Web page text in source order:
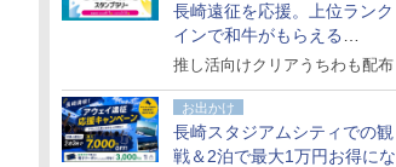
長崎遠征を応援。上位ランク
インで和牛がもらえる
「GO！GO！長崎スタンプラ
推し活向けクリアうちわも配布
お出かけ
長崎スタジアムシティでの観
戦＆2泊で最大1万円お得にな